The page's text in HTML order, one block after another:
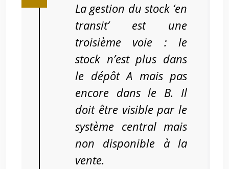
La gestion du stock ‘en
transit’ est une
troisième voie : le
stock n’est plus dans
le dépôt A mais pas
encore dans le B. Il
doit être visible par le
système central mais
non disponible à la
vente.